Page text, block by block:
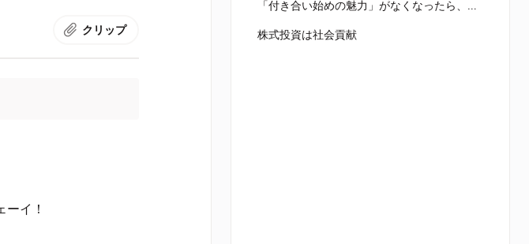
クリップ
イ！
「付き合い始めの魅力」がなくなったら、お別れ時
株式投資は社会貢献